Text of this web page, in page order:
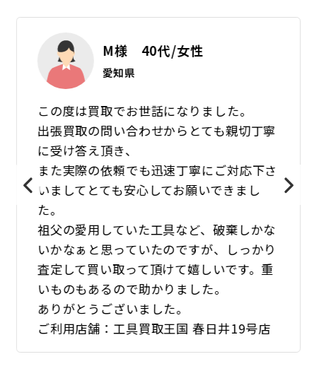
M様 40代/女性
愛知県
この度は買取でお世話になりました。
出張買取の問い合わせからとても親切丁寧
に受け答え頂き、
また実際の依頼でも迅速丁寧にご対応下さ
いましてとても安心してお願いできまし
た。
祖父の愛用していた工具など、破棄しかな
いかなぁと思っていたのですが、しっかり
査定して買い取って頂けて嬉しいです。重
いものもあるので助かりました。
ありがとうございました。
ご利用店舗：工具買取王国 春日井19号店